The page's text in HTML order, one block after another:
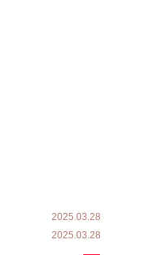
2025.03.28
2025.03.28